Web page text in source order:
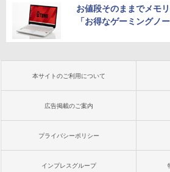
お値段そのままでメモ
「お得なゲーミングノー
本サイトのご利用について
広告掲載のご案内
プライバシーポリシー
インプレスグループ